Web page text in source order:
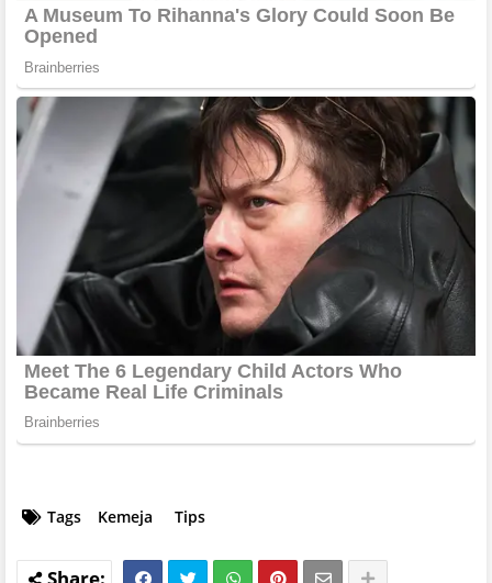
Tags Kemeja Tips